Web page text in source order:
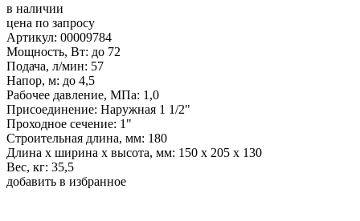
в наличии
цена по запросу
Артикул: 00009784
Мощность, Вт: до 72
Подача, л/мин: 57
Напор, м: до 4,5
Рабочее давление, МПа: 1,0
Присоединение: Наружная 1 1/2"
Проходное сечение: 1"
Строительная длина, мм: 180
Длина х ширина х высота, мм: 150 х 205 х 130
Вес, кг: 35,5
добавить в избранное